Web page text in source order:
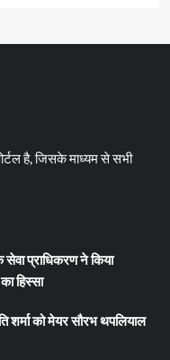
है, जिसके माध्यम से सभी
सेवा प्राधिकरण ने किया
हिस्सा
शर्मा को मेयर सौरभ थपलियाल